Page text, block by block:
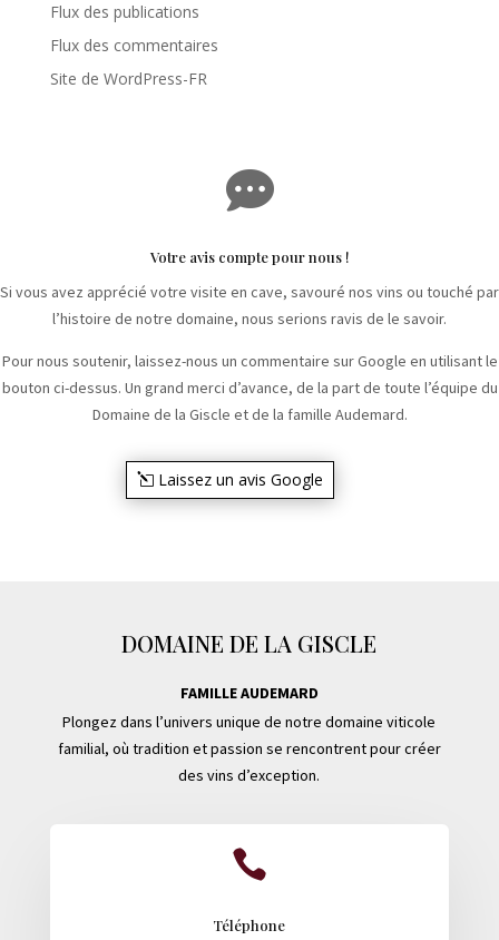
Flux des publications
Flux des commentaires
Site de WordPress-FR

Votre avis compte pour nous !
Si vous avez apprécié votre visite en cave, savouré nos vins ou touché par
l’histoire de notre domaine, nous serions ravis de le savoir.
Pour nous soutenir, laissez-nous un commentaire sur Google en utilisant le
bouton ci-dessus. Un grand merci d’avance, de la part de toute l’équipe du
Domaine de la Giscle et de la famille Audemard.
Laissez un avis Google
DOMAINE DE LA GISCLE
FAMILLE AUDEMARD
Plongez dans l’univers unique de notre domaine viticole
familial, où tradition et passion se rencontrent pour créer
des vins d’exception.

Téléphone